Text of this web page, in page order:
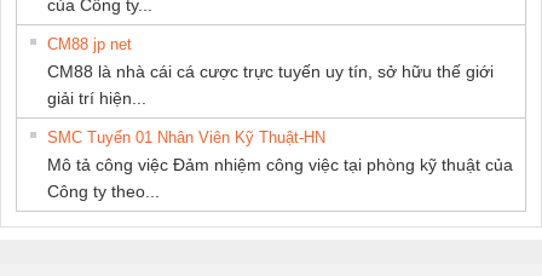
của Công ty...
CM88 jp net
CM88 là nhà cái cá cược trực tuyến uy tín, sở hữu thế giới
giải trí hiện...
SMC Tuyển 01 Nhân Viên Kỹ Thuật-HN
Mô tả công việc Đảm nhiệm công việc tại phòng kỹ thuật của
Công ty theo...